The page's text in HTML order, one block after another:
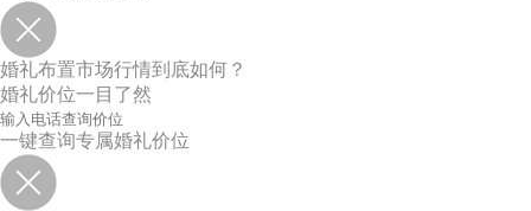
婚礼布置市场行情到底如何？
婚礼价位一目了然
一键查询专属婚礼价位